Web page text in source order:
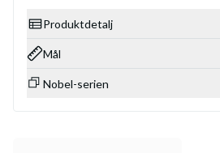
Produktdetalj
Mål
Nobel-serien